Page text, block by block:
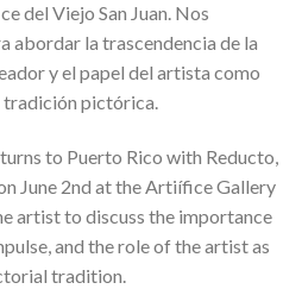
del Viejo San Juan. Nos
abordar la trascendencia de la
y el papel del artista como
tradición pictórica.
to Puerto Rico with Reducto,
June 2nd at the Artiífice Gallery
artist to discuss the importance
and the role of the artist as
tradition.